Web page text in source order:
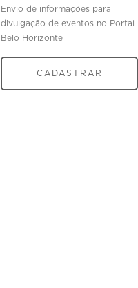
Envio de informações para
divulgação de eventos no Portal
Belo Horizonte
CADASTRAR